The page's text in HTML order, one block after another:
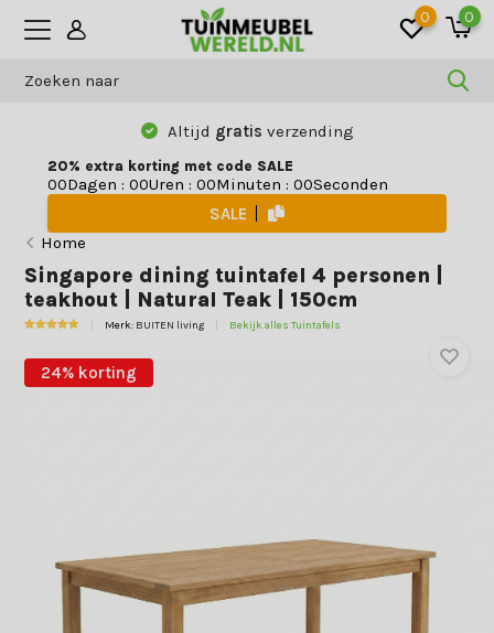
0 0
Altijd gratis verzending
20% extra korting met code SALE
00Dagen : 00Uren : 00Minuten : 00Seconden
SALE
Home
Singapore dining tuintafel 4 personen |
teakhout | Natural Teak | 150cm
Merk: BUITEN living Bekijk alles Tuintafels
24% korting